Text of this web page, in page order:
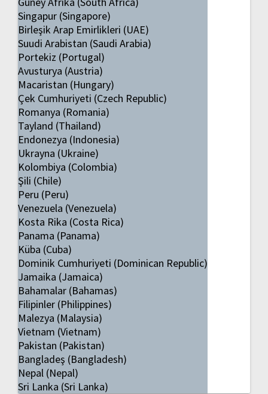
Singapur (Singapore)
Birleşik Arap Emirlikleri (UAE)
Suudi Arabistan (Saudi Arabia)
Portekiz (Portugal)
Avusturya (Austria)
Macaristan (Hungary)
Çek Cumhuriyeti (Czech Republic)
Romanya (Romania)
Tayland (Thailand)
Endonezya (Indonesia)
Ukrayna (Ukraine)
Kolombiya (Colombia)
Şili (Chile)
Peru (Peru)
Venezuela (Venezuela)
Kosta Rika (Costa Rica)
Panama (Panama)
Küba (Cuba)
Dominik Cumhuriyeti (Dominican Republic)
Jamaika (Jamaica)
Bahamalar (Bahamas)
Filipinler (Philippines)
Malezya (Malaysia)
Vietnam (Vietnam)
Pakistan (Pakistan)
Bangladeş (Bangladesh)
Nepal (Nepal)
Sri Lanka (Sri Lanka)